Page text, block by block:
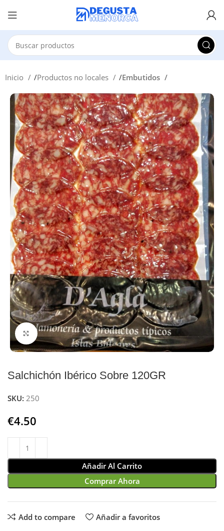
Inicio Productos no locales Embutidos
Click to enlarge
Salchichón Ibérico Sobre 120GR
SKU:250
€4.50
Añadir Al Carrito
Comprar Ahora
Add to compare Añadir a favoritos